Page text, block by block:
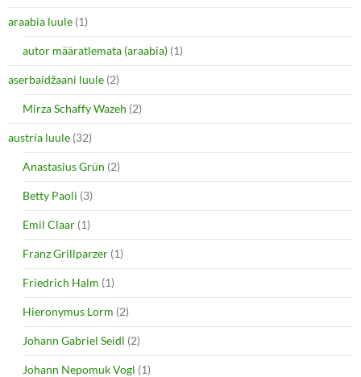
araabia luule (1)
autor määratlemata (araabia) (1)
aserbaidžaani luule (2)
Mirza Schaffy Wazeh (2)
austria luule (32)
Anastasius Grün (2)
Betty Paoli (3)
Emil Claar (1)
Franz Grillparzer (1)
Friedrich Halm (1)
Hieronymus Lorm (2)
Johann Gabriel Seidl (2)
Johann Nepomuk Vogl (1)